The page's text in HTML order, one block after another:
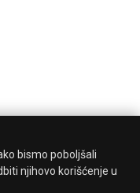
bismo poboljšali
njihovo korišćenje u